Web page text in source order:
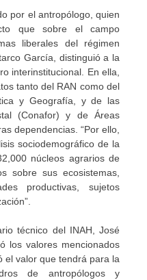
por el antropólogo, quien
que sobre el campo
liberales del régimen
García, distinguió a la
interinstitucional. En ella,
tanto del RAN como del
y Geografía, y de las
(Conafor) y de Áreas
dependencias. “Por ello,
sociodemográfico de la
núcleos agrarios de
sobre sus ecosistemas,
productivas, sujetos
técnico del INAH, José
los valores mencionados
el valor que tendrá para la
de antropólogos y